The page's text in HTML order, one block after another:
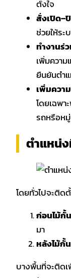
ตั้งใจ
สั่งเปิด–
ช่วยให้ร
ทำงานร่
เพิ่มความ
ยืนยันตำ
เพิ่มควา
โดยเฉพ
รถหรือห
ตำแหน่
โดยทั่วไปจะติด
ก่อนไม้กั้
มา
หลังไม้กั้
บางพื้นที่จะติดเ